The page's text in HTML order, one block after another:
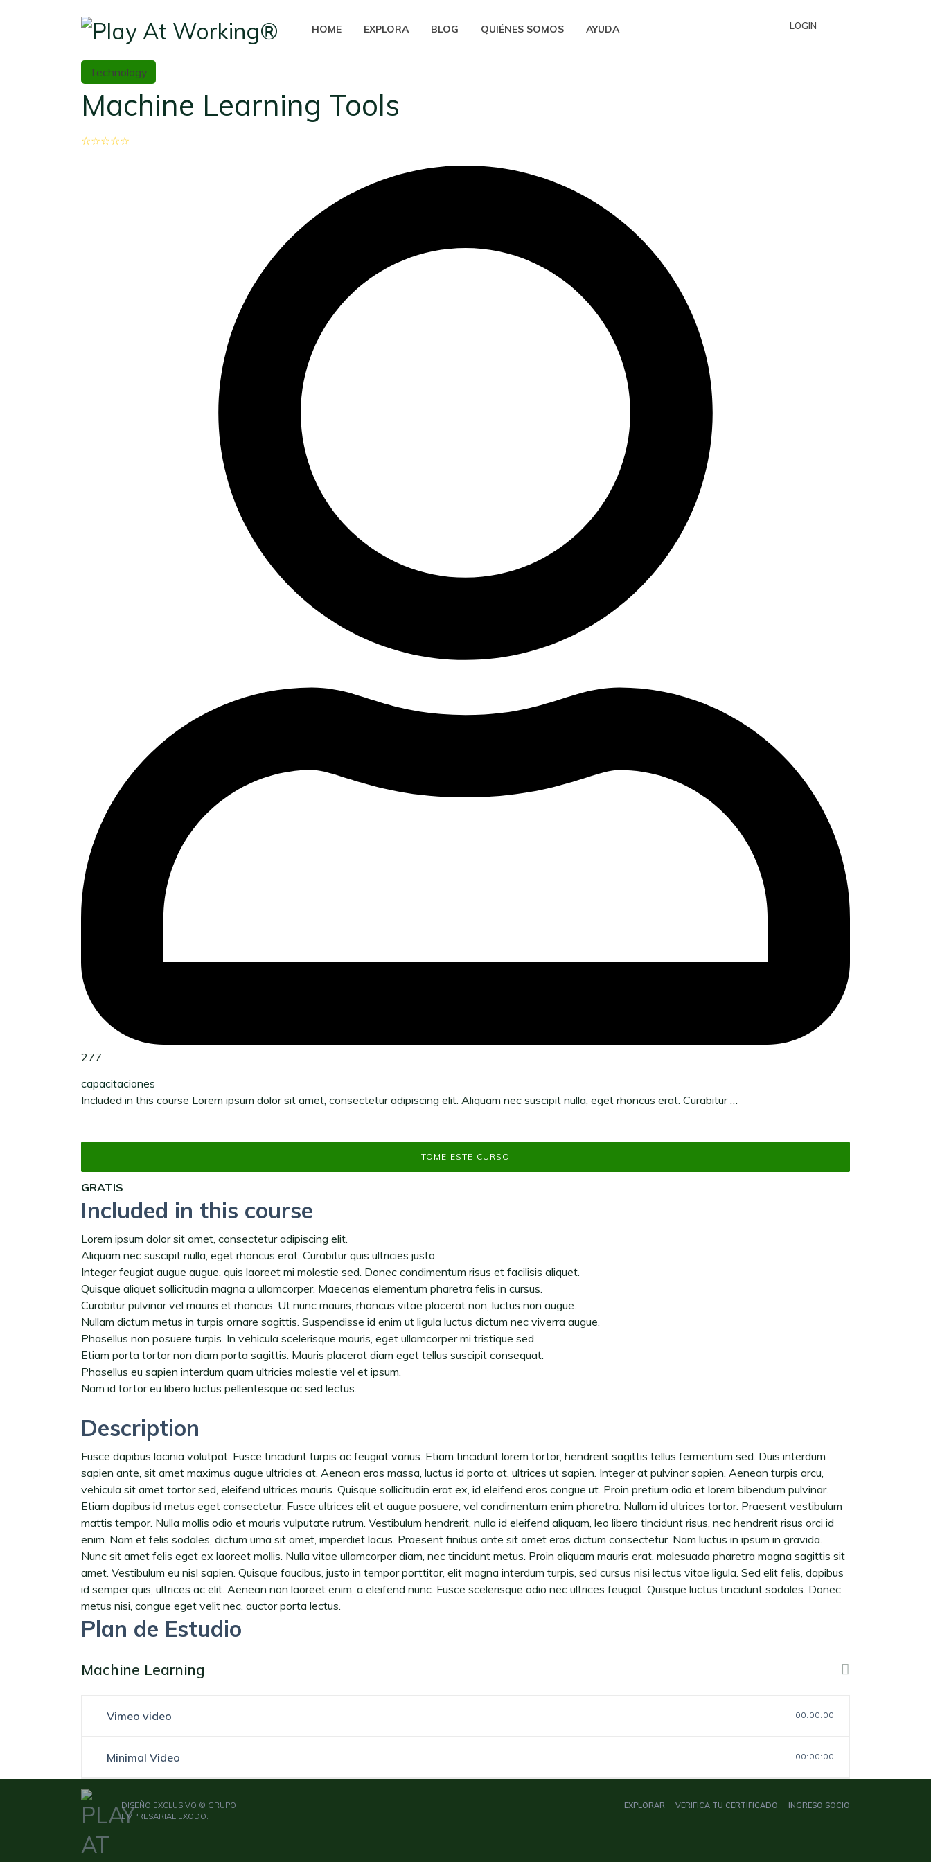
HOME EXPLORA BLOG QUIÉNES SOMOS AYUDA LOGIN
Technology
Machine Learning Tools
277
capacitaciones
Included in this course Lorem ipsum dolor sit amet, consectetur adipiscing elit. Aliquam nec suscipit nulla, eget rhoncus erat. Curabitur …
TOME ESTE CURSO
GRATIS
Included in this course
Lorem ipsum dolor sit amet, consectetur adipiscing elit.
Aliquam nec suscipit nulla, eget rhoncus erat. Curabitur quis ultricies justo.
Integer feugiat augue augue, quis laoreet mi molestie sed. Donec condimentum risus et facilisis aliquet.
Quisque aliquet sollicitudin magna a ullamcorper. Maecenas elementum pharetra felis in cursus.
Curabitur pulvinar vel mauris et rhoncus. Ut nunc mauris, rhoncus vitae placerat non, luctus non augue.
Nullam dictum metus in turpis ornare sagittis. Suspendisse id enim ut ligula luctus dictum nec viverra augue.
Phasellus non posuere turpis. In vehicula scelerisque mauris, eget ullamcorper mi tristique sed.
Etiam porta tortor non diam porta sagittis. Mauris placerat diam eget tellus suscipit consequat.
Phasellus eu sapien interdum quam ultricies molestie vel et ipsum.
Nam id tortor eu libero luctus pellentesque ac sed lectus.
Description
Fusce dapibus lacinia volutpat. Fusce tincidunt turpis ac feugiat varius. Etiam tincidunt lorem tortor, hendrerit sagittis tellus fermentum sed. Duis interdum
sapien ante, sit amet maximus augue ultricies at. Aenean eros massa, luctus id porta at, ultrices ut sapien. Integer at pulvinar sapien. Aenean turpis arcu,
vehicula sit amet tortor sed, eleifend ultrices mauris. Quisque sollicitudin erat ex, id eleifend eros congue ut. Proin pretium odio et lorem bibendum pulvinar.
Etiam dapibus id metus eget consectetur. Fusce ultrices elit et augue posuere, vel condimentum enim pharetra. Nullam id ultrices tortor. Praesent vestibulum
mattis tempor. Nulla mollis odio et mauris vulputate rutrum. Vestibulum hendrerit, nulla id eleifend aliquam, leo libero tincidunt risus, nec hendrerit risus orci id
enim. Nam et felis sodales, dictum urna sit amet, imperdiet lacus. Praesent finibus ante sit amet eros dictum consectetur. Nam luctus in ipsum in gravida.
Nunc sit amet felis eget ex laoreet mollis. Nulla vitae ullamcorper diam, nec tincidunt metus. Proin aliquam mauris erat, malesuada pharetra magna sagittis sit
amet. Vestibulum eu nisl sapien. Quisque faucibus, justo in tempor porttitor, elit magna interdum turpis, sed cursus nisi lectus vitae ligula. Sed elit felis, dapibus
id semper quis, ultrices ac elit. Aenean non laoreet enim, a eleifend nunc. Fusce scelerisque odio nec ultrices feugiat. Quisque luctus tincidunt sodales. Donec
metus nisi, congue eget velit nec, auctor porta lectus.
Plan de Estudio
Machine Learning
Vimeo video 00:00:00
Minimal Video 00:00:00
DISEÑO EXCLUSIVO © GRUPO
EMPRESARIAL EXODO.
EXPLORAR VERIFICA TU CERTIFICADO INGRESO SOCIO